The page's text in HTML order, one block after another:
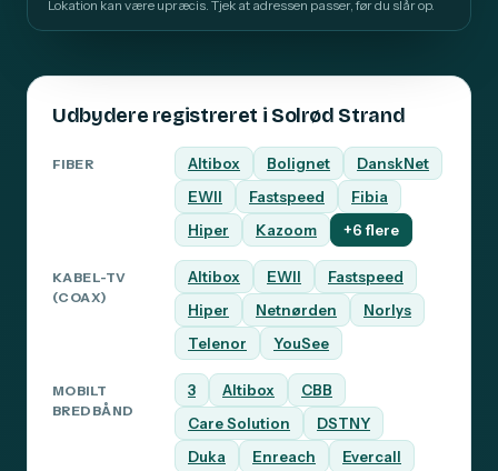
Lokation kan være upræcis. Tjek at adressen passer, før du slår op.
Udbydere registreret i Solrød Strand
FIBER Altibox Bolignet
DanskNet
EWII
Fastspeed
Fibia
Hiper
Kazoom +6 flere
KABEL-TV
(COAX)
Altibox EWII
Fastspeed
Hiper
Netnørden
Norlys
Telenor
YouSee
MOBILT
BREDBÅND
3 Altibox
CBB
Care Solution
DSTNY
Duka
Enreach
Evercall